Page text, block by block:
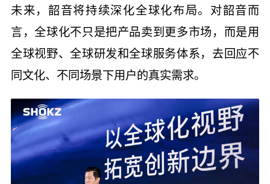
未来，韶音将持续深化全球化布局。对韶音而
言，全球化不只是把产品卖到更多市场，而是用
全球视野、全球研发和全球服务体系，去回应不
同文化、不同场景下用户的真实需求。